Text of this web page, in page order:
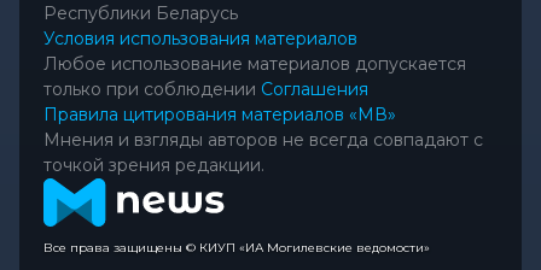
Республики Беларусь
Условия использования материалов
Любое использование материалов допускается
только при соблюдении Соглашения
Правила цитирования материалов «МВ»
Мнения и взгляды авторов не всегда совпадают с
точкой зрения редакции.
Все права защищены © КИУП «ИА Могилевские ведомости»